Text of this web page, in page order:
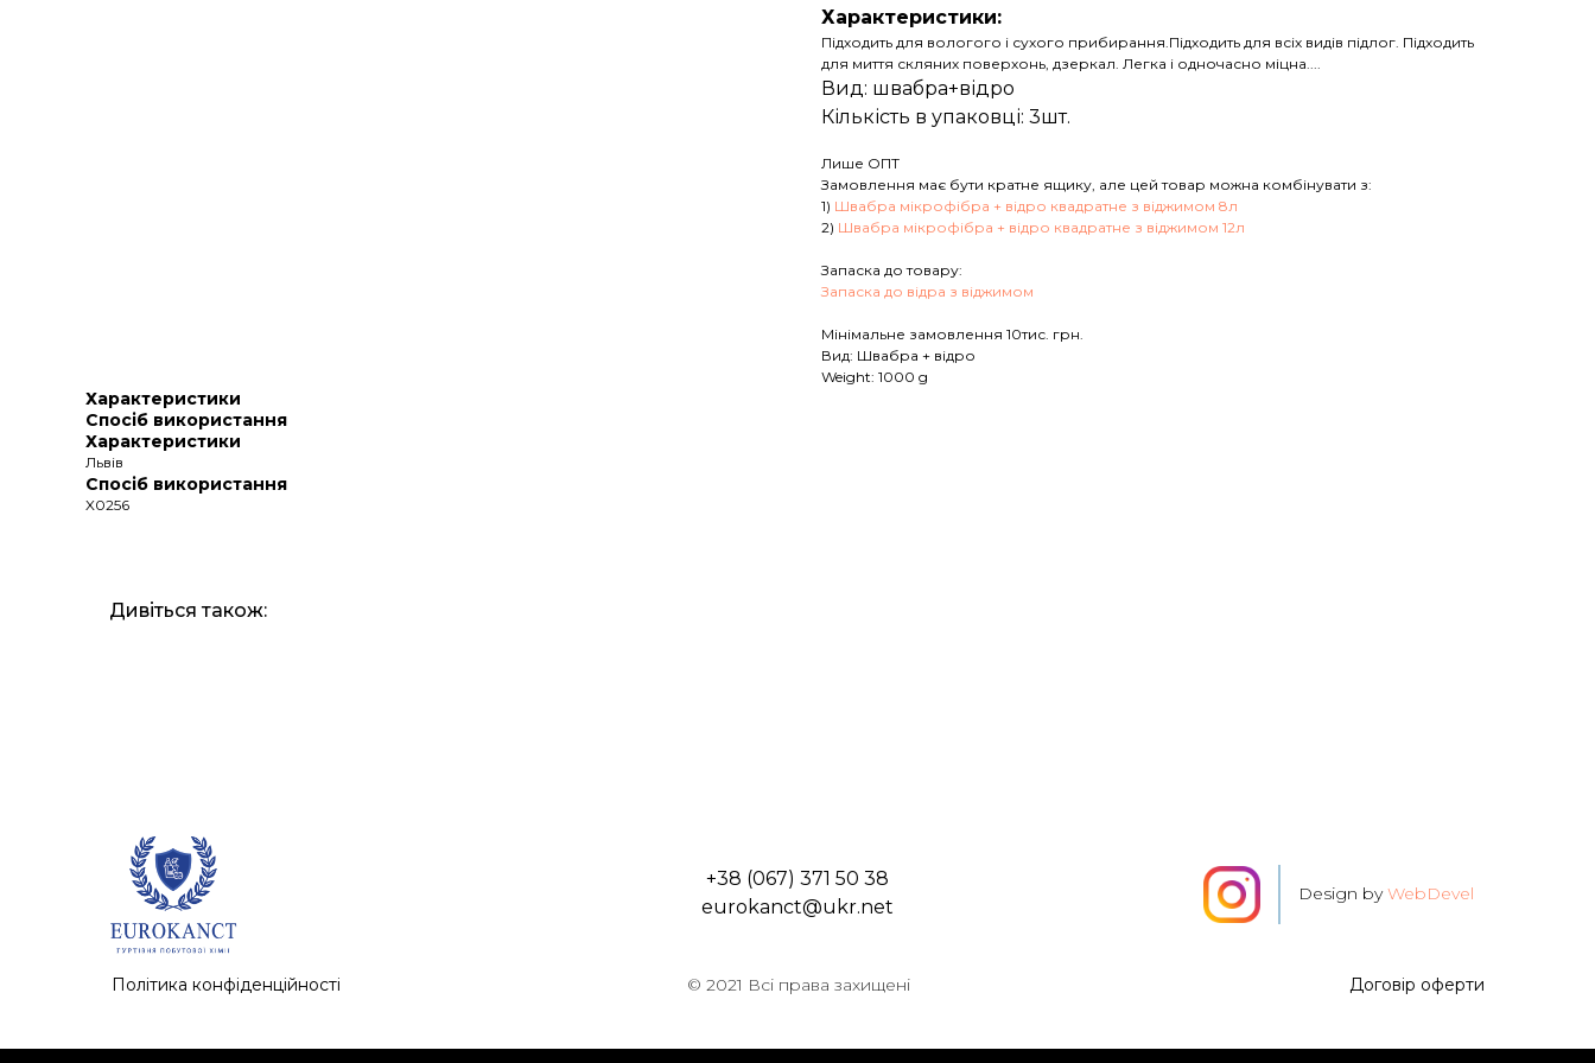
Характеристики:
Підходить для вологого і сухого прибирання.Підходить для всіх видів підлог. Підходить
для миття скляних поверхонь, дзеркал. Легка і одночасно міцна....
Вид: швабра+відро
Кількість в упаковці: 3шт.
Лише ОПТ
Замовлення має бути кратне ящику, але цей товар можна комбінувати з:
1) Швабра мікрофібра + відро квадратне з віджимом 8л
2) Швабра мікрофібра + відро квадратне з віджимом 12л
Запаска до товару:
Запаска до відра з віджимом
Мінімальне замовлення 10тис. грн.
Вид: Швабра + відро
Weight: 1000 g
Характеристики
Спосіб використання
Характеристики
Львів
Спосіб використання
X0256
Дивіться також:
© 2021 Всі права захищені
Design byWebDevel
+38 (067) 371 50 38
eurokanct@ukr.net
Політика конфіденційності Договір оферти